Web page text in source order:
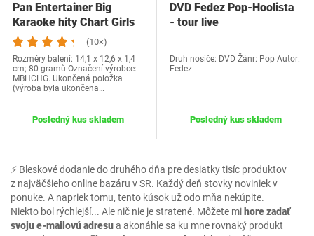
⚡ Bleskové dodanie do druhého dňa pre desiatky tisíc produktov
z najväčšieho online bazáru v SR. Každý deň stovky noviniek v
ponuke. A napriek tomu, tento kúsok už odo mňa nekúpite.
Niekto bol rýchlejší... Ale nič nie je stratené. Môžete mihore zadať
svoju e-mailovú adresua akonáhle sa ku mne rovnaký produkt
Pan Entertainer Big
Karaoke hity Chart Girls
CDG Pack. 40…(10×)
Rozměry balení: 14,1 x 12,6 x 1,4
cm; 80 gramů Označení výrobce:
MBHCHG. Ukončená položka
(výroba byla ukončena…
Posledný kus skladem
DVD Fedez Pop-Hoolista
- tour live
Druh nosiče: DVD Žánr: Pop Autor:
Fedez
Posledný kus skladem